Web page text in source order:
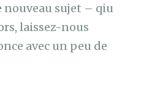
nouveau sujet – qiu
laissez-nous
avec un peu de